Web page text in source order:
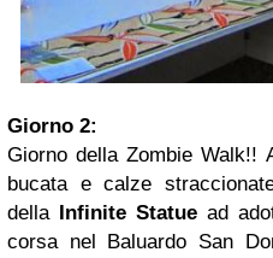
Giorno 2:
Giorno della Zombie Walk!!
bucata e calze
della
Infinite Statuead
corsa nel Baluardo San